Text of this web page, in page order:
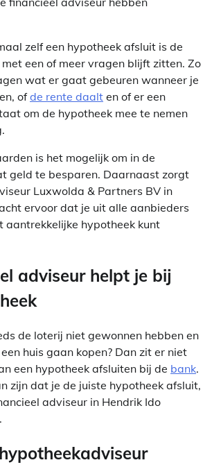
zelf een hypotheek afsluit is de
een of meer vragen blijft zitten. Zo
wat er gaat gebeuren wanneer je
ofde rente daalt en of er een
om de hypotheek mee te nemen
is het mogelijk om in de
geld te besparen. Daarnaast zorgt
Luxwolda & Partners BV in
ervoor dat je uit alle aanbieders
aantrekkelijke hypotheek kunt
adviseur helpt je bij
de loterij niet gewonnen hebben en
huis gaan kopen? Dan zit er niet
een hypotheek afsluiten bij de bank.
zijn dat je de juiste hypotheek afsluit,
adviseur in Hendrik Ido